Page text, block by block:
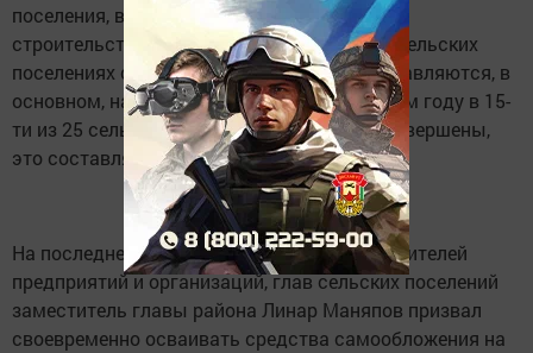
поселения, в основном предусматривается
строительство дорог. В последние годы в сельских
поселениях средства самообложения направляются, в
основном, на благоустройство дорог. В этом году в 15-
ти из 25 сельских поселений работы уже завершены,
это составляет 60 процентов.
На последней планерке с участием руководителей
предприятий и организаций, глав сельских поселений
заместитель главы района Линар Маняпов призвал
своевременно осваивать средства самообложения на